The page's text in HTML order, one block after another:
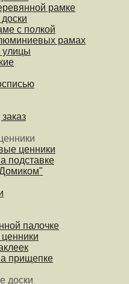
рамке
с полкой
рамах
улицы
ценники
подставке
палочке
прищепке
доски